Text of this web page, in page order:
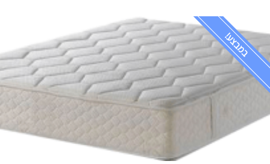
במבצע!